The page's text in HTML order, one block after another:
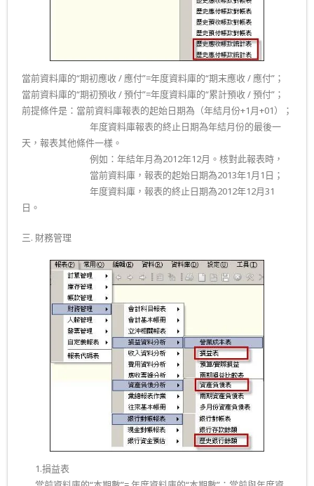
當前資料庫的“期初應收 / 應付”=年度資料庫的“期末應收 / 應付”；
當前資料庫的“期初預收 / 預付”=年度資料庫的“累計預收 / 預付”；
前提條件是：當前資料庫報表的起始日期為（年結月份+1月+01）；
年度資料庫報表的終止日期為年結月份的最後一
天，報表其他條件一樣。
例如：年結年月為2012年12月。核對此報表時，
當前資料庫，報表的起始日期為2013年1月1日；
年度資料庫，報表的終止日期為2012年12月31
日。
三. 財務管理
1.損益表